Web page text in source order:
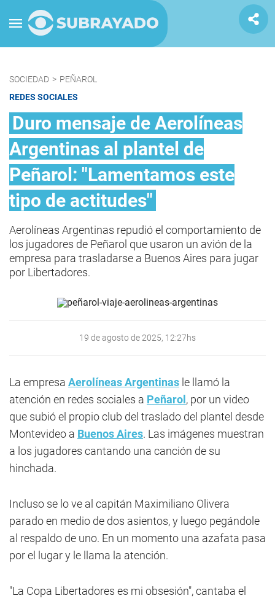
SOCIEDAD > PEÑAROL
REDES SOCIALES
Duro mensaje de Aerolíneas
Argentinas al plantel de
Peñarol: "Lamentamos este
tipo de actitudes"
Aerolíneas Argentinas repudió el comportamiento de
los jugadores de Peñarol que usaron un avión de la
empresa para trasladarse a Buenos Aires para jugar
por Libertadores.
19 de agosto de 2025, 12:27hs
La empresa Aerolíneas Argentinas le llamó la
atención en redes sociales a Peñarol , por un video
que subió el propio club del traslado del plantel desde
Montevideo a Buenos Aires. Las imágenes muestran
a los jugadores cantando una canción de su
hinchada.
Incluso se lo ve al capitán Maximiliano Olivera
parado en medio de dos asientos, y luego pegándole
al respaldo de uno. En un momento una azafata pasa
por el lugar y le llama la atención.
"La Copa Libertadores es mi obsesión", cantaba el